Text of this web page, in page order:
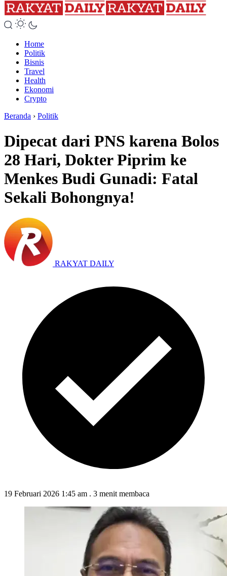
Home
Politik
Bisnis
Travel
Health
Ekonomi
Crypto
Beranda › Politik
Dipecat dari PNS karena Bolos
28 Hari, Dokter Piprim ke
Menkes Budi Gunadi: Fatal
Sekali Bohongnya!
RAKYAT DAILY
19 Februari 2026 1:45 am . 3 menit membaca